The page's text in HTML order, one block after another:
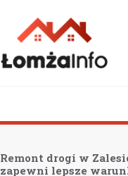
Remont drogi w
zapewni lepsze